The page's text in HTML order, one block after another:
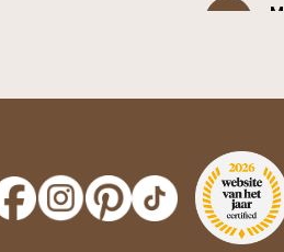
10
M,